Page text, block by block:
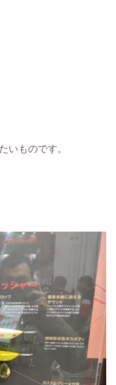
いものです。